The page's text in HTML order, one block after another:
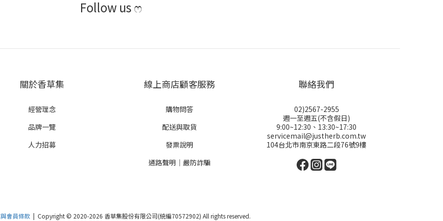
Follow us‎ ෆ
關於香草集
經營理念
品牌一覽
人力招募
線上商店顧客服務
購物問答
配送與取貨
發票說明
通路聲明｜嚴防詐騙
聯絡我們
02)2567-2955
週一至週五(不含假日)
9:00~12:30、13:30~17:30
servicemail@justherb.com.tw
104台北市南京東路二段76號9樓
會員條款 | Copyright © 2020-2026 香草集股份有限公司(統編70572902) All rights reserved.